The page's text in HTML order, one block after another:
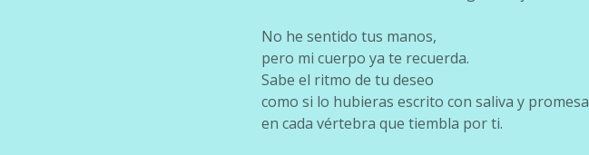
No he sentido tus manos,
pero mi cuerpo ya te recuerda.
Sabe el ritmo de tu deseo
como si lo hubieras escrito con saliva y promesa
en cada vértebra que tiembla por ti.